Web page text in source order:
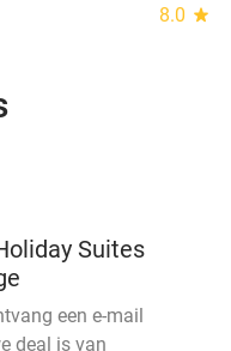
8.0 star
Suites
een e-mail
deal is van